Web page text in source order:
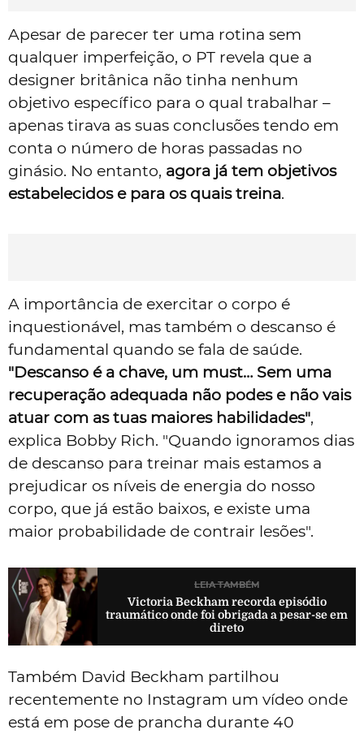
Apesar de parecer ter uma rotina sem
qualquer imperfeição, o PT revela que a
designer britânica não tinha nenhum
objetivo específico para o qual trabalhar –
apenas tirava as suas conclusões tendo em
conta o número de horas passadas no
ginásio. No entanto, agora já tem objetivos
estabelecidos e para os quais treina.
A importância de exercitar o corpo é
inquestionável, mas também o descanso é
fundamental quando se fala de saúde.
"Descanso é a chave, um must… Sem uma
recuperação adequada não podes e não vais
atuar com as tuas maiores habilidades",
explica Bobby Rich. "Quando ignoramos dias
de descanso para treinar mais estamos a
prejudicar os níveis de energia do nosso
corpo, que já estão baixos, e existe uma
maior probabilidade de contrair lesões".
LEIA TAMBÉM
Victoria Beckham recorda episódio
traumático onde foi obrigada a pesar-se em
direto
Também David Beckham partilhou
recentemente no Instagram um vídeo onde
está em pose de prancha durante 40